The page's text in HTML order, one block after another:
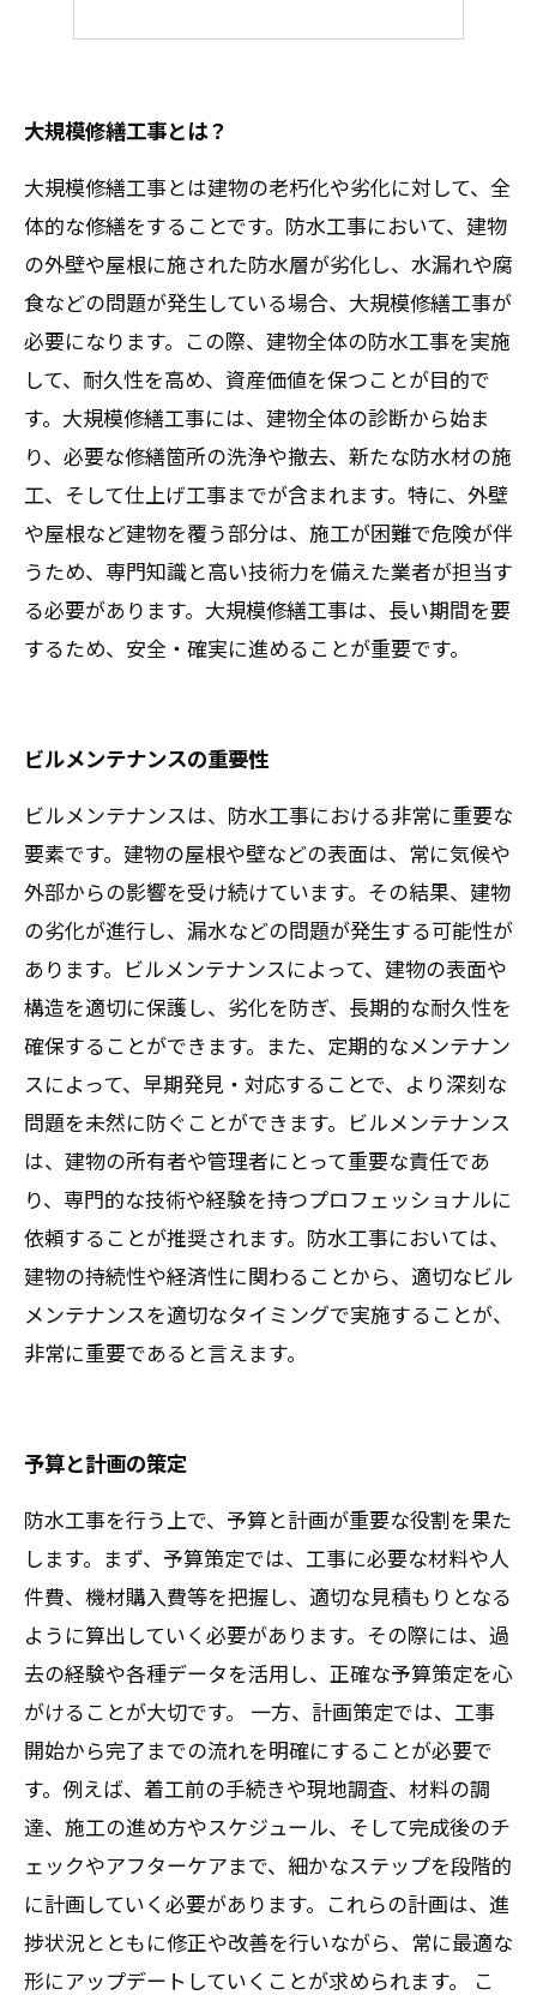
大規模修繕工事とは？
大規模修繕工事とは建物の老朽化や劣化に対して、全
体的な修繕をすることです。防水工事において、建物
の外壁や屋根に施された防水層が劣化し、水漏れや腐
食などの問題が発生している場合、大規模修繕工事が
必要になります。この際、建物全体の防水工事を実施
して、耐久性を高め、資産価値を保つことが目的で
す。大規模修繕工事には、建物全体の診断から始ま
り、必要な修繕箇所の洗浄や撤去、新たな防水材の施
工、そして仕上げ工事までが含まれます。特に、外壁
や屋根など建物を覆う部分は、施工が困難で危険が伴
うため、専門知識と高い技術力を備えた業者が担当す
る必要があります。大規模修繕工事は、長い期間を要
するため、安全・確実に進めることが重要です。
ビルメンテナンスの重要性
ビルメンテナンスは、防水工事における非常に重要な
要素です。建物の屋根や壁などの表面は、常に気候や
外部からの影響を受け続けています。その結果、建物
の劣化が進行し、漏水などの問題が発生する可能性が
あります。ビルメンテナンスによって、建物の表面や
構造を適切に保護し、劣化を防ぎ、長期的な耐久性を
確保することができます。また、定期的なメンテナン
スによって、早期発見・対応することで、より深刻な
問題を未然に防ぐことができます。ビルメンテナンス
は、建物の所有者や管理者にとって重要な責任であ
り、専門的な技術や経験を持つプロフェッショナルに
依頼することが推奨されます。防水工事においては、
建物の持続性や経済性に関わることから、適切なビル
メンテナンスを適切なタイミングで実施することが、
非常に重要であると言えます。
予算と計画の策定
防水工事を行う上で、予算と計画が重要な役割を果た
します。まず、予算策定では、工事に必要な材料や人
件費、機材購入費等を把握し、適切な見積もりとなる
ように算出していく必要があります。その際には、過
去の経験や各種データを活用し、正確な予算策定を心
がけることが大切です。 一方、計画策定では、工事
開始から完了までの流れを明確にすることが必要で
す。例えば、着工前の手続きや現地調査、材料の調
達、施工の進め方やスケジュール、そして完成後のチ
ェックやアフターケアまで、細かなステップを段階的
に計画していく必要があります。これらの計画は、進
捗状況とともに修正や改善を行いながら、常に最適な
形にアップデートしていくことが求められます。 こ